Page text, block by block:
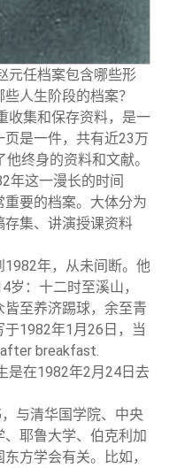
元任档案包含哪些形
人生阶段的档案？
收集和保存资料，是一
是一件，共有近23万
终身的资料和文献。
年这一漫长的时间
要的档案。大体分为
存集、讲演授课资料
年，从未间断。他
岁：十二时至溪山，
至养济踢球，余至青
1982年1月26日，当
breakfast.
是在1982年2月24日去
与清华国学院、中央
耶鲁大学、伯克利加
方学会有关。比如，